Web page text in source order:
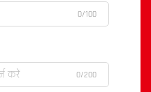
0/100
0/200